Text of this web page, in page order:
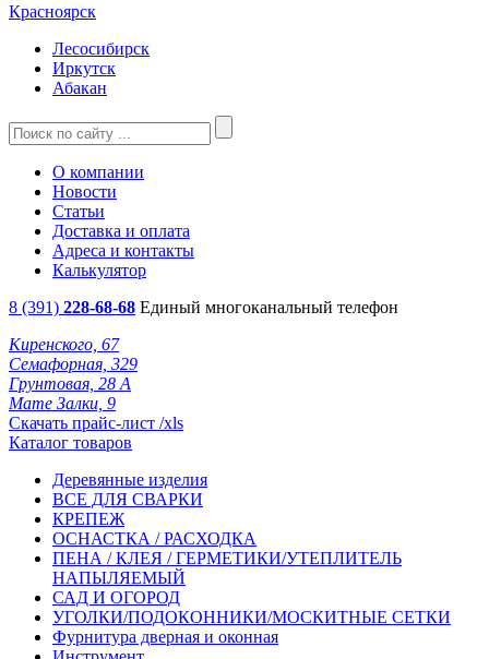
Красноярск
Лесосибирск
Иркутск
Абакан
О компании
Новости
Статьи
Доставка и оплата
Адреса и контакты
Калькулятор
8 (391) 228-68-68 Единый многоканальный телефон
Киренского, 67
Семафорная, 329
Грунтовая, 28 А
Мате Залки, 9
Скачать прайс-лист /xls
Каталог товаров
Деревянные изделия
ВСЕ ДЛЯ СВАРКИ
КРЕПЕЖ
ОСНАСТКА / РАСХОДКА
ПЕНА / КЛЕЯ / ГЕРМЕТИКИ/УТЕПЛИТЕЛЬ
НАПЫЛЯЕМЫЙ
САД И ОГОРОД
УГОЛКИ/ПОДОКОННИКИ/МОСКИТНЫЕ СЕТКИ
Фурнитура дверная и оконная